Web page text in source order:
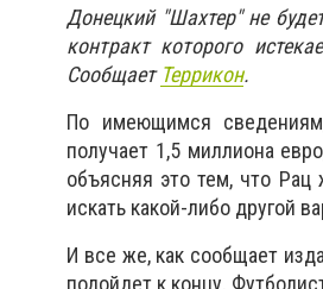
Донецкий "Шахтер" не
контракт которого
Сообщает Террикон.
По имеющимся
получает 1,5 миллиона
объясняя это тем, что Рац
искать какой-либо другой
И все же, как сообщает